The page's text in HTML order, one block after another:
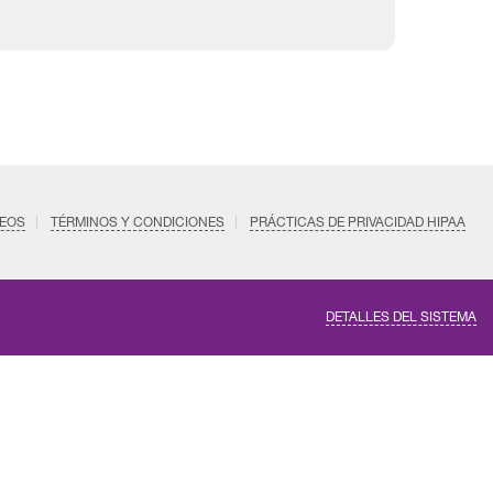
TÉRMINOS Y CONDICIONES PRÁCTICAS DE PRIVACIDAD HIPAA
DETALLES DEL SISTEMA